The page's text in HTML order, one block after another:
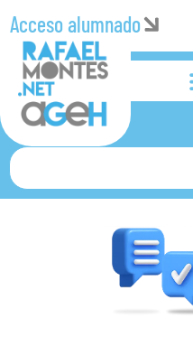
Acceso alumnado